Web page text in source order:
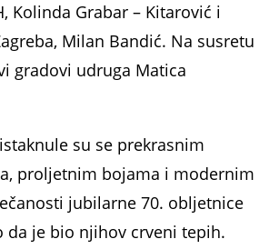
Kolinda Grabar – Kitarović i
Milan Bandić. Na susretu
gradovi udruga Matica
su se prekrasnim
proljetnim bojama i modernim
jubilarne 70. obljetnice
da je bio njihov crveni tepih.